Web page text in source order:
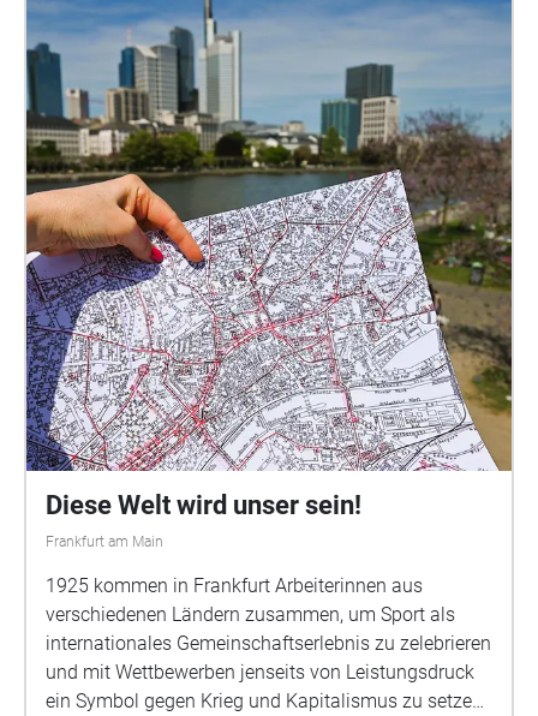
dem Mars? Die Performance fand am 26.5.2025 an
diesem Ort statt.
Diese Welt wird unser sein!
Frankfurt am Main
1925 kommen in Frankfurt Arbeiterinnen aus
verschiedenen Ländern zusammen, um Sport als
internationales Gemeinschaftserlebnis zu zelebrieren
und mit Wettbewerben jenseits von Leistungsdruck
ein Symbol gegen Krieg und Kapitalismus zu setzen.